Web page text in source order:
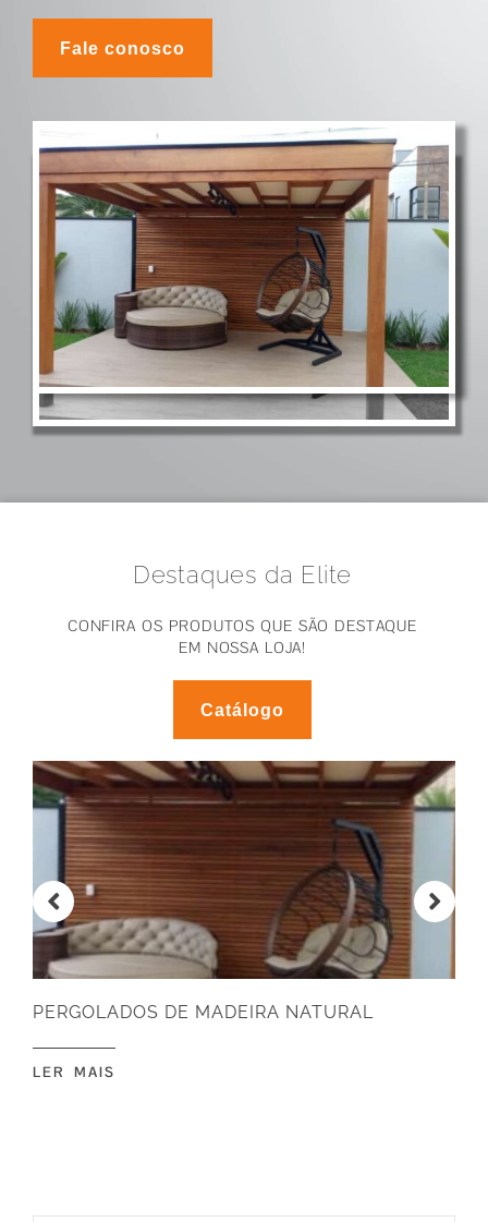
Fale conosco
Destaques da Elite
CONFIRA OS PRODUTOS QUE SÃO DESTAQUE
EM NOSSA LOJA!
Catálogo
Pergolados
PERGOLADOS DE MADEIRA NATURAL
LER MAIS